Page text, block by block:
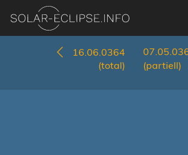
16.06.0364
(total)
(partiell)